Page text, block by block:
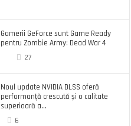
Gamerii GeForce sunt Game Ready
pentru Zombie Army: Dead War 4
27
Noul update NVIDIA DLSS oferă
performanță crescută și o calitate
superioară a...
6